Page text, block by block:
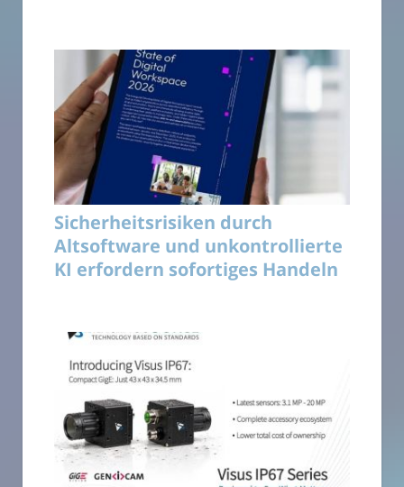
Sicherheitsrisiken durch
Altsoftware und unkontrollierte
KI erfordern sofortiges Handeln